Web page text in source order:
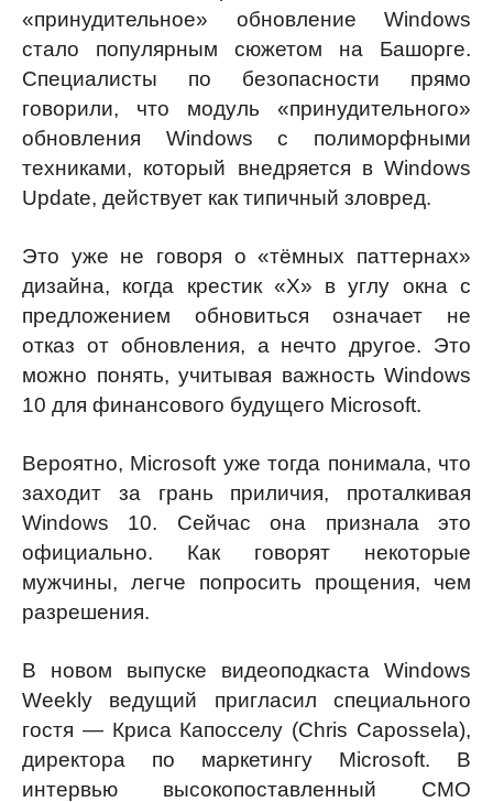
«принудительное» обновление Windows
стало популярным сюжетом на Башорге.
Специалисты по безопасности прямо
говорили, что модуль «принудительного»
обновления Windows с полиморфными
техниками, который внедряется в Windows
Update, действует как типичный зловред.
Это уже не говоря о «тёмных паттернах»
дизайна, когда крестик «Х» в углу окна с
предложением обновиться означает не
отказ от обновления, а нечто другое. Это
можно понять, учитывая важность Windows
10 для финансового будущего Microsoft.
Вероятно, Microsoft уже тогда понимала, что
заходит за грань приличия, проталкивая
Windows 10. Сейчас она признала это
официально. Как говорят некоторые
мужчины, легче попросить прощения, чем
разрешения.
В новом выпуске видеоподкаста Windows
Weekly ведущий пригласил специального
гостя — Криса Капосселу (Chris Capossela),
директора по маркетингу Microsoft. В
интервью высокопоставленный CMO